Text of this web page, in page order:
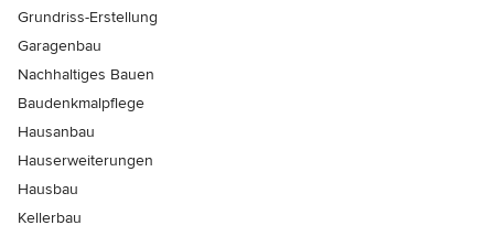
Grundriss-Erstellung
Garagenbau
Nachhaltiges Bauen
Baudenkmalpflege
Hausanbau
Hauserweiterungen
Hausbau
Kellerbau